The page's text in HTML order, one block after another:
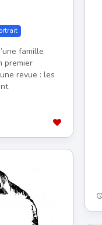
famille
premier
revue : les